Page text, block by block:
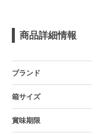
商品詳細情報
ブランド
箱サイズ
賞味期限